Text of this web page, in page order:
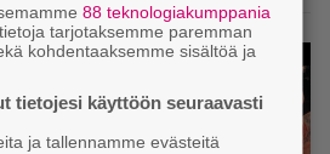
–
täyttävä
88 teknologiakumppania
tarjotaksemme paremman
kohdentaaksemme sisältöä ja
tietojesi käyttöön seuraavasti
ja tallennamme evästeitä